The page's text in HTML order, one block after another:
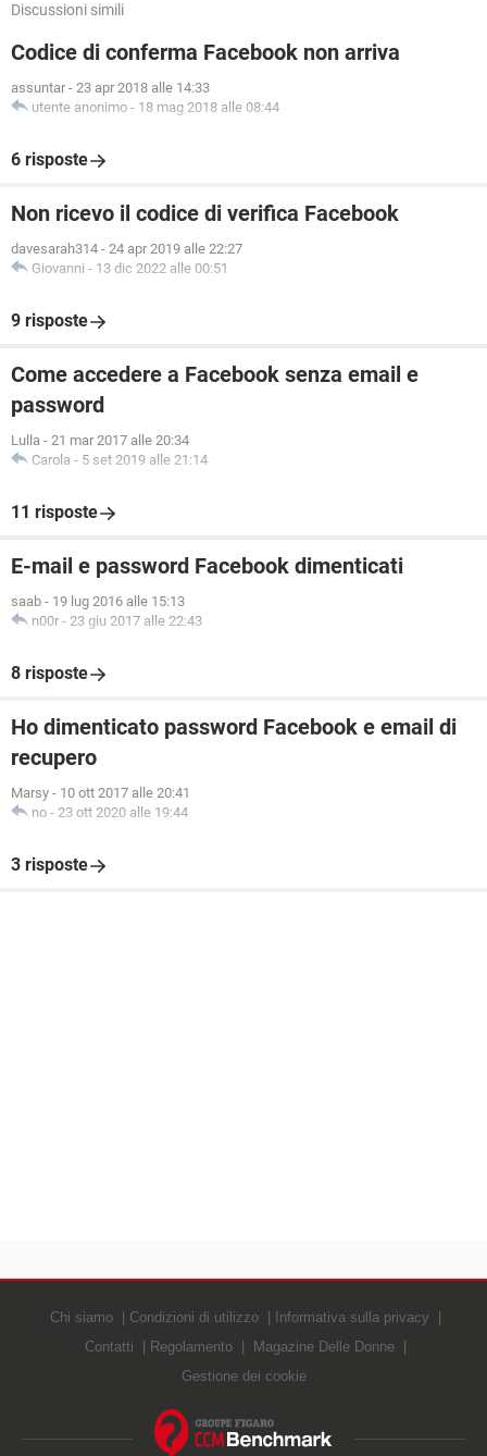
Discussioni simili
Codice di conferma Facebook non arriva
assuntar - 23 apr 2018 alle 14:33
utente anonimo - 18 mag 2018 alle 08:44
6 risposte
Non ricevo il codice di verifica Facebook
davesarah314 - 24 apr 2019 alle 22:27
Giovanni - 13 dic 2022 alle 00:51
9 risposte
Come accedere a Facebook senza email e
password
Lulla - 21 mar 2017 alle 20:34
Carola - 5 set 2019 alle 21:14
11 risposte
E-mail e password Facebook dimenticati
saab - 19 lug 2016 alle 15:13
n00r - 23 giu 2017 alle 22:43
8 risposte
Ho dimenticato password Facebook e email di
recupero
Marsy - 10 ott 2017 alle 20:41
no - 23 ott 2020 alle 19:44
3 risposte
Chi siamo Condizioni di utilizzo
Informativa sulla privacy
Contatti
Regolamento
Magazine Delle Donne
Gestione dei cookie